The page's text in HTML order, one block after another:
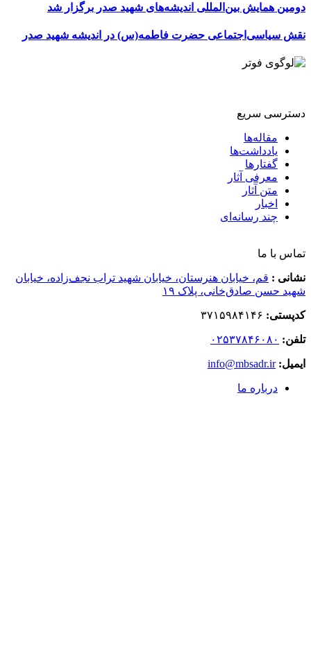
دومین همایش بین‌المللی اندیشه‌های شهید صدر برگزار شد
نقش سیاسی‌اجتماعی حضرت فاطمه(س) در اندیشه شهید صدر
دسترسی سریع
مقاله‌ها
یادداشت‌ها
گفتارها
معرفی آثار
متن آثار
اخبار
چند رسانه‌ای
تماس با ما
نشانی : قم، خیابان هنرستان، خیابان شهید تراب نجف‌زاده، خیابان
شهید حسن صادق‌خانی، پلاک ١٩
کدپستی:
تلفن: ۰۲۵۳۷۸۴۶۰۸۰
ایمیل: info@mbsadr.ir
درباره ما